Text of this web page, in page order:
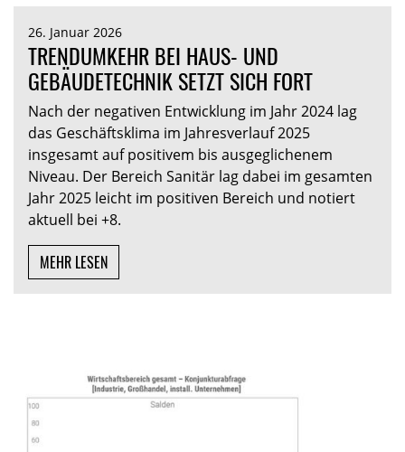
26. Januar 2026
TRENDUMKEHR BEI HAUS- UND
GEBÄUDETECHNIK SETZT SICH FORT
Nach der negativen Entwicklung im Jahr 2024 lag
das Geschäftsklima im Jahresverlauf 2025
insgesamt auf positivem bis ausgeglichenem
Niveau. Der Bereich Sanitär lag dabei im gesamten
Jahr 2025 leicht im positiven Bereich und notiert
aktuell bei +8.
MEHR LESEN